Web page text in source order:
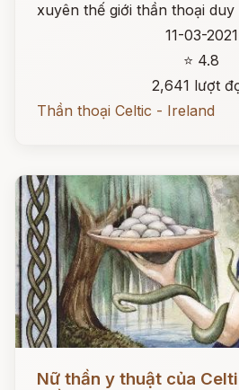
xuyên thế giới thần thoại duy
11-03-2021
⭐ 4.8
2,641 lượt
Thần thoại Celtic - Ireland
Nữ thần y thuật của